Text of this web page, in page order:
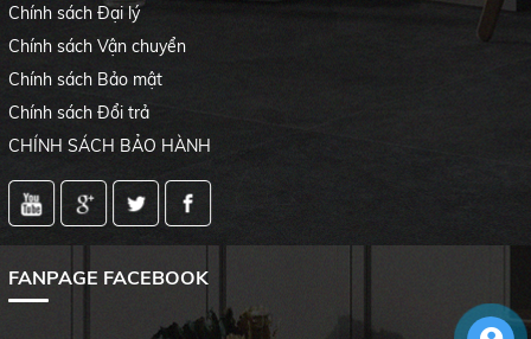
Chính sách Đại lý
Chính sách Vận chuyển
Chính sách Bảo mật
Chính sách Đổi trả
CHÍNH SÁCH BẢO HÀNH
FANPAGE FACEBOOK